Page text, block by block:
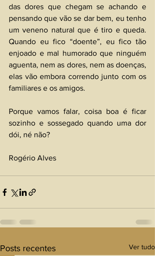
das dores que chegam se achando e
pensando que vão se dar bem, eu tenho
um veneno natural que é tiro e queda.
Quando eu fico “doente”, eu fico tão
enjoado e mal humorado que ninguém
aguenta, nem as dores, nem as doenças,
elas vão embora correndo junto com os
familiares e os amigos.
Porque vamos falar, coisa boa é ficar
sozinho e sossegado quando uma dor
dói, né não?
Rogério Alves
Posts recentes Ver tudo